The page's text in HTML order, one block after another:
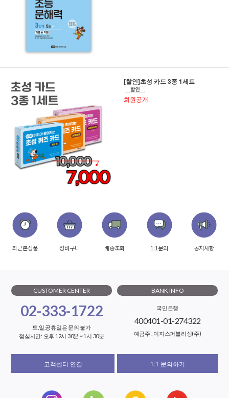
[할인]초성 카드 3종 1세트
회원공개
최근본상품 장바구니 배송조회 1:1문의 공지사항
CUSTOMER CENTER
02-333-1722
토,일,공휴일은 문의 불가
점심시간: 오후 12시 30분 ~ 1시 30분
BANK INFO
국민은행
400401-01-274322
예금주 : 이지스퍼블리싱(주)
고객센터 연결 1:1 문의하기